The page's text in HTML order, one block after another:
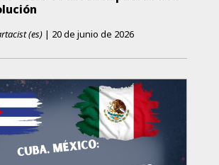
(es) | 20 de junio de 2026